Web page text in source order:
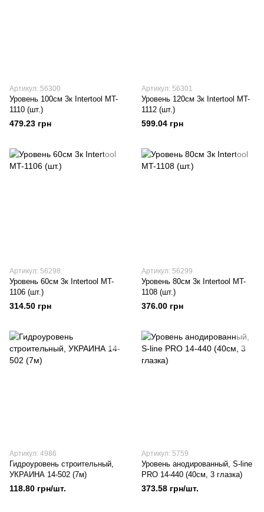
Артикул: 56300
Уровень 100см 3к Intertool MT-
1110 (шт.)
479.23 грн
Артикул: 56301
Уровень 120см 3к Intertool MT-
1112 (шт.)
599.04 грн
Артикул: 56298
Уровень 60см 3к Intertool MT-
1106 (шт.)
314.50 грн
Артикул: 56299
Уровень 80см 3к Intertool MT-
1108 (шт.)
376.00 грн
Артикул: 4986
Гидроуровень строительный,
УКРАИНА 14-502 (7м)
118.80 грн/шт.
Артикул: 5759
Уровень анодированный, S-line
PRO 14-440 (40см, 3 глазка)
373.58 грн/шт.